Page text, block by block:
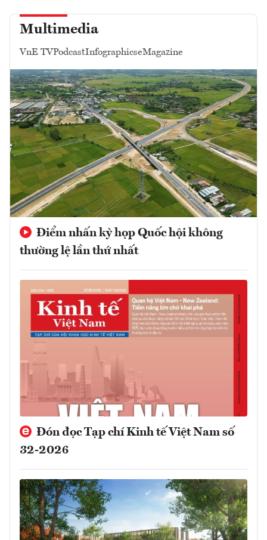
Multimedia
VnE TVPodcastInfographicseMagazine
Điểm nhấn kỳ họp Quốc hội không
thường lệ lần thứ nhất
Đón đọc Tạp chí Kinh tế Việt Nam số
32-2026